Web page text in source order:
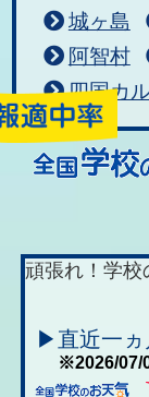
城ヶ島
阿智村
四国カ
頑張れ！学校
▶直近一ヵ
※2026/07/